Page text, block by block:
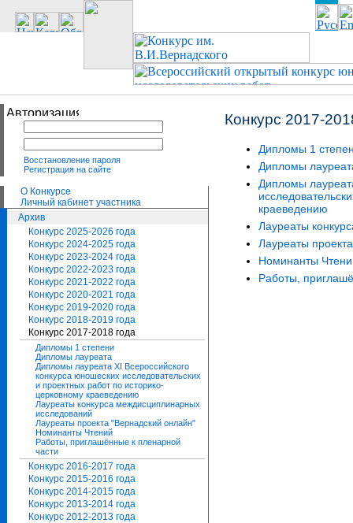
Восстановление пароля
Регистрация на сайте
О Конкурсе
Личный кабинет участника
Архив
Конкурс 2025-2026 года
Конкурс 2024-2025 года
Конкурс 2023-2024 года
Конкурс 2022-2023 года
Конкурс 2021-2022 года
Конкурс 2020-2021 года
Конкурс 2019-2020 года
Конкурс 2018-2019 года
Конкурс 2017-2018 года
Дипломы 1 степени
Дипломы лауреата
Дипломы лауреата ХI Всероссийского
конкурса юношеских исследовательских
и проектных работ по историко-
церковному краеведению
Лауреаты конкурса междисциплинарных
исследований
Лауреаты проекта "Вернадский онлайн"
Номинанты Чтений
Работы, приглашённые к пленарной
части
Конкурс 2016-2017 года
Конкурс 2015-2016 года
Конкурс 2014-2015 года
Конкурс 2013-2014 года
Конкурс 2012-2013 года
Конкурс 2017-
Дипломы 1
Дипломы
Дипломы
краеведению
Лауреаты
Лауреаты
Номинанты
Работы,